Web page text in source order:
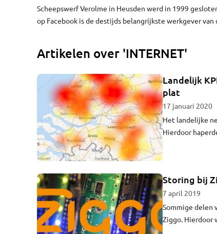
Scheepswerf Verolme in Heusden werd in 1999
op Facebook is de destijds belangrijkste werkgever van
Artikelen over 'INTERNET'
Landelijk
plat
17 januari 2020
Het landelijke
Hierdoor
Storing bij
7 april 2019
Sommige delen
Ziggo. Hierdoor